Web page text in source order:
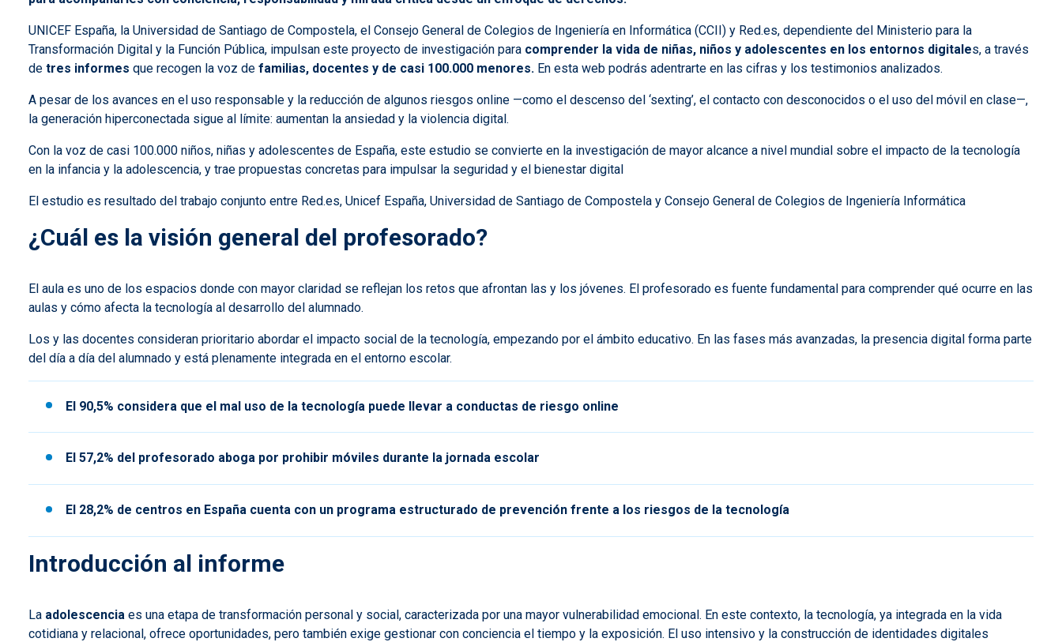
UNICEF España, la Universidad de Santiago de Compostela, el Consejo General de Colegios de Ingeniería en Informática (CCII) y Red.es, dependiente del Ministerio para la
Transformación Digital y la Función Pública, impulsan este proyecto de investigación para comprender la vida de niñas, niños y adolescentes en los entornos digitales, a través
de tres informes que recogen la voz de familias, docentes y de casi 100.000 menores. En esta web podrás adentrarte en las cifras y los testimonios analizados.
A pesar de los avances en el uso responsable y la reducción de algunos riesgos online —como el descenso del ‘sexting’, el contacto con desconocidos o el uso del móvil en clase—,
la generación hiperconectada sigue al límite: aumentan la ansiedad y la violencia digital.
Con la voz de casi 100.000 niños, niñas y adolescentes de España, este estudio se convierte en la investigación de mayor alcance a nivel mundial sobre el impacto de la tecnología
en la infancia y la adolescencia, y trae propuestas concretas para impulsar la seguridad y el bienestar digital
El estudio es resultado del trabajo conjunto entre Red.es, Unicef España, Universidad de Santiago de Compostela y Consejo General de Colegios de Ingeniería Informática
¿Cuál es la visión general del profesorado?
El aula es uno de los espacios donde con mayor claridad se reflejan los retos que afrontan las y los jóvenes. El profesorado es fuente fundamental para comprender qué ocurre en las
aulas y cómo afecta la tecnología al desarrollo del alumnado.
Los y las docentes consideran prioritario abordar el impacto social de la tecnología, empezando por el ámbito educativo. En las fases más avanzadas, la presencia digital forma parte
del día a día del alumnado y está plenamente integrada en el entorno escolar.
El 90,5% considera que el mal uso de la tecnología puede llevar a conductas de riesgo online
El 57,2% del profesorado aboga por prohibir móviles durante la jornada escolar
El 28,2% de centros en España cuenta con un programa estructurado de prevención frente a los riesgos de la tecnología
Introducción al informe
La adolescencia es una etapa de transformación personal y social, caracterizada por una mayor vulnerabilidad emocional. En este contexto, la tecnología, ya integrada en la vida
cotidiana y relacional, ofrece oportunidades, pero también exige gestionar con conciencia el tiempo y la exposición. El uso intensivo y la construcción de identidades digitales